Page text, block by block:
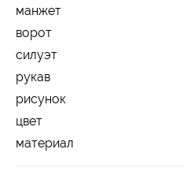
манжет
ворот
силуэт
рукав
рисунок
цвет
материал